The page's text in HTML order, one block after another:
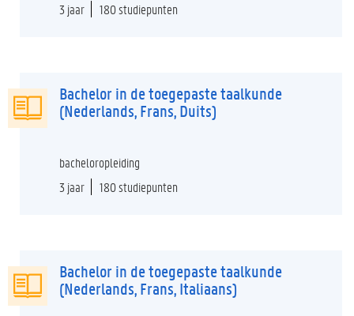
3 jaar
180 studiepunten
Bachelor in de toegepaste taalkunde
(Nederlands, Frans, Duits)
bacheloropleiding
3 jaar
180 studiepunten
Bachelor in de toegepaste taalkunde
(Nederlands, Frans, Italiaans)